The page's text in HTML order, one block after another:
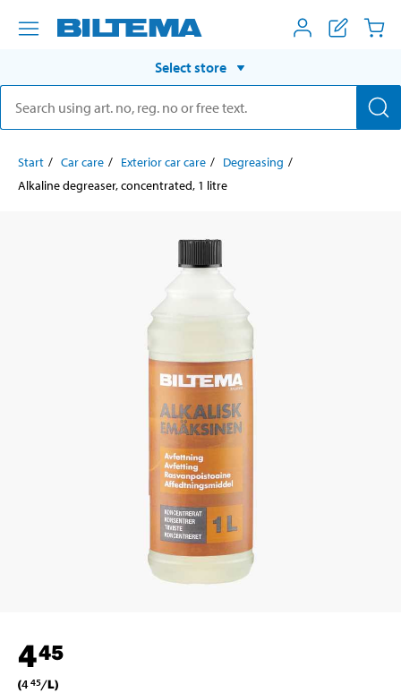
Select store
Start Car care Exterior car care
Degreasing
Alkaline degreaser, concentrated, 1 litre
445
(445/L)